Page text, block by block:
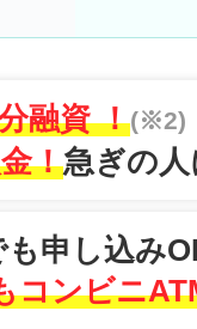
融資 ！(※2)
！急ぎの
申し込み
コンビニ